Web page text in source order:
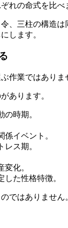
れの命式を比
、三柱の構造
します。
作業ではあり
あります。
時期。
イベント。
ス期。
化。
た性格特徴。
ではありませ